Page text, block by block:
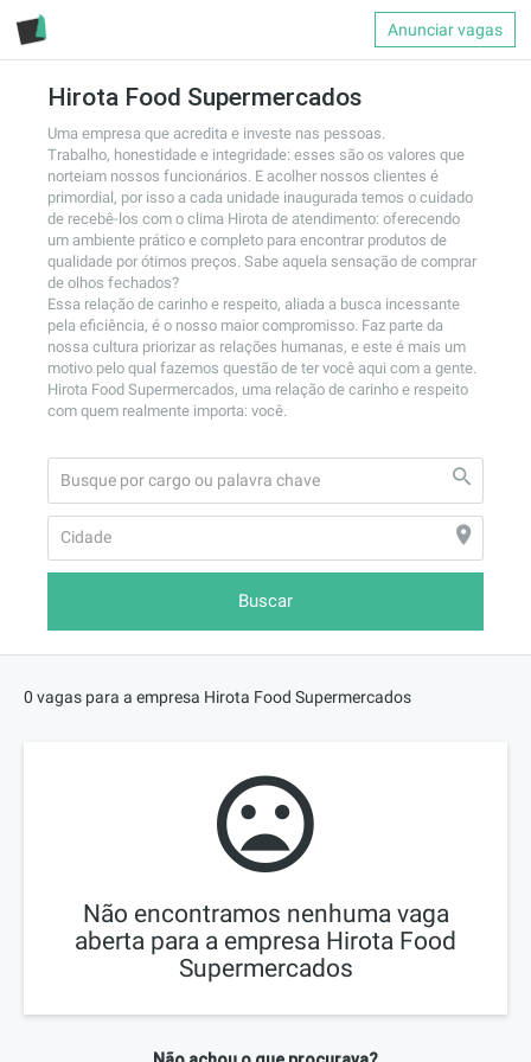
Anunciar vagas
Hirota Food Supermercados
Uma empresa que acredita e investe nas pessoas.
Trabalho, honestidade e integridade: esses são os valores que
norteiam nossos funcionários. E acolher nossos clientes é
primordial, por isso a cada unidade inaugurada temos o cuidado
de recebê-los com o clima Hirota de atendimento: oferecendo
um ambiente prático e completo para encontrar produtos de
qualidade por ótimos preços. Sabe aquela sensação de comprar
de olhos fechados?
Essa relação de carinho e respeito, aliada a busca incessante
pela eficiência, é o nosso maior compromisso. Faz parte da
nossa cultura priorizar as relações humanas, e este é mais um
motivo pelo qual fazemos questão de ter você aqui com a gente.
Hirota Food Supermercados, uma relação de carinho e respeito
com quem realmente importa: você.
Buscar
0 vagas para a empresa Hirota Food Supermercados
Não encontramos nenhuma vaga
aberta para a empresa Hirota Food
Supermercados